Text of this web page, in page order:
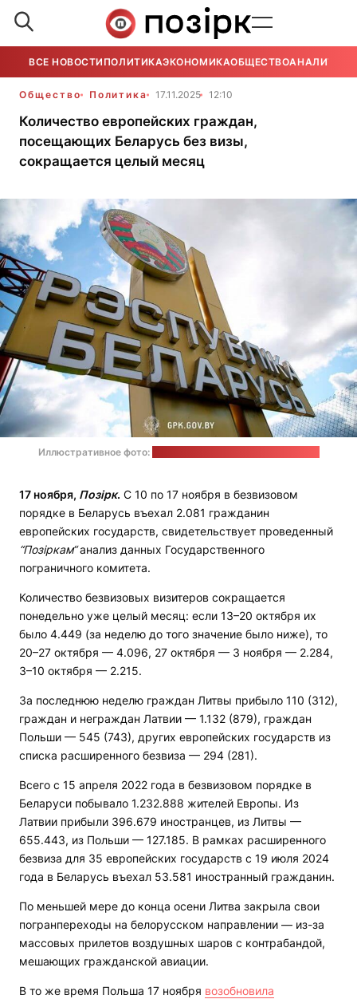
ВСЕ НОВОСТИ ПОЛИТИКАЭКОНОМИКАОБЩЕСТВОАНАЛИТИКА
Общество Политика 17.11.2025 12:10
Количество европейских граждан,
посещающих Беларусь без визы,
сокращается целый месяц
Иллюстративное фото:
17 ноября, Позірк. С 10 по 17 ноября в безвизовом
порядке в Беларусь въехал 2.081 гражданин
европейских государств, свидетельствует проведенный
“Позіркам“анализ данных Государственного
пограничного комитета.
Количество безвизовых визитеров сокращается
понедельно уже целый месяц: если 13–20 октября их
было 4.449 (за неделю до того значение было ниже), то
20–27 октября — 4.096, 27 октября — 3 ноября — 2.284,
3–10 октября — 2.215.
За последнюю неделю граждан Литвы прибыло 110 (312),
граждан и неграждан Латвии — 1.132 (879), граждан
Польши — 545 (743), других европейских государств из
списка расширенного безвиза — 294 (281).
Всего с 15 апреля 2022 года в безвизовом порядке в
Беларуси побывало 1.232.888 жителей Европы. Из
Латвии прибыли 396.679 иностранцев, из Литвы —
655.443, из Польши — 127.185. В рамках расширенного
безвиза для 35 европейских государств с 19 июля 2024
года в Беларусь въехал 53.581 иностранный гражданин.
По меньшей мере до конца осени Литва закрыла свои
погранпереходы на белорусском направлении — из-за
массовых прилетов воздушных шаров с контрабандой,
мешающих гражданской авиации.
В то же время Польша 17 ноября возобновила